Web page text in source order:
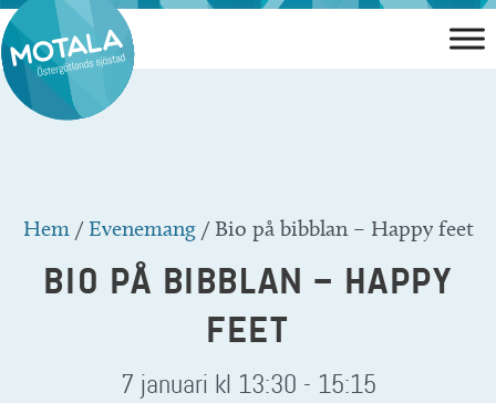
Hoppa
till
innehåll
Hem/Evenemang/ Bio på bibblan – Happy feet
BIO PÅ BIBBLAN – HAPPY
FEET
7 januari kl 13:30 - 15:15